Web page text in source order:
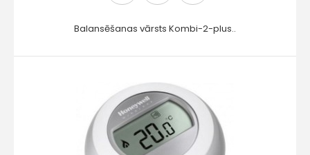
Balansēšanas vārsts Kombi-2-plus..